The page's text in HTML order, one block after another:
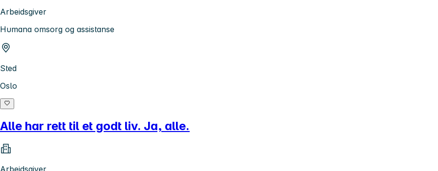
Arbeidsgiver
Humana omsorg og assistanse
Sted
Oslo
Alle har rett til et godt liv. Ja, alle.
Arbeidsgiver